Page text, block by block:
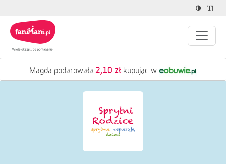
Magda podarowała 2,10 zł kupując w